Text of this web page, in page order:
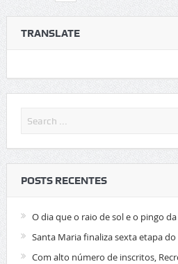
TRANSLATE
POSTS RECENTES
O dia que o raio de sol e o pingo
Santa Maria finaliza sexta etapa
Com alto número de inscritos,